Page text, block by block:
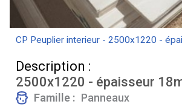
CP Peuplier interieur - 2500x1220 -
Description :
2500x1220 - épaisseur
Famille : Panneaux